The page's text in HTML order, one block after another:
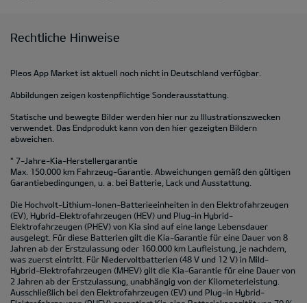
Rechtliche Hinweise
Pleos App Market ist aktuell noch nicht in Deutschland verfügbar.
Abbildungen zeigen kostenpflichtige Sonderausstattung.
Statische und bewegte Bilder werden hier nur zu Illustrationszwecken
verwendet. Das Endprodukt kann von den hier gezeigten Bildern
abweichen.
* 7-Jahre-Kia-Herstellergarantie
Max. 150.000 km Fahrzeug-Garantie. Abweichungen gemäß den gültigen
Garantiebedingungen, u. a. bei Batterie, Lack und Ausstattung.
Die Hochvolt-Lithium-Ionen-Batterieeinheiten in den Elektrofahrzeugen
(EV), Hybrid-Elektrofahrzeugen (HEV) und Plug-in Hybrid-
Elektrofahrzeugen (PHEV) von Kia sind auf eine lange Lebensdauer
ausgelegt. Für diese Batterien gilt die Kia-Garantie für eine Dauer von 8
Jahren ab der Erstzulassung oder 160.000 km Laufleistung, je nachdem,
was zuerst eintritt. Für Niedervoltbatterien (48 V und 12 V) in Mild-
Hybrid-Elektrofahrzeugen (MHEV) gilt die Kia-Garantie für eine Dauer von
2 Jahren ab der Erstzulassung, unabhängig von der Kilometerleistung.
Ausschließlich bei den Elektrofahrzeugen (EV) und Plug-in Hybrid-